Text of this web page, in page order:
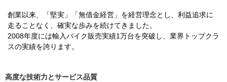
創業以来、「堅実」「無借金経営」を経営理念とし、利益追求に
走ることなく、確実な歩みを続けてきました。
2008年度には輸入バイク販売実績1万台を突破し、業界トップクラ
スの実績を誇ります。
高度な技術力とサービス品質